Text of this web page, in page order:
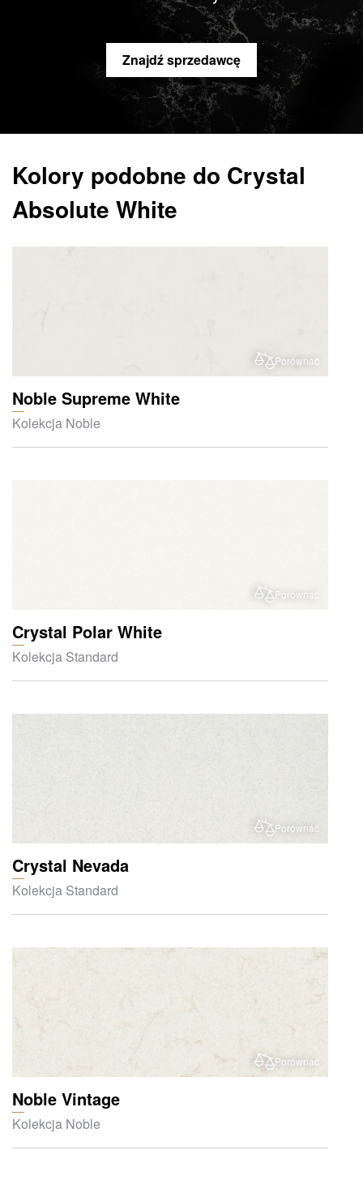
Znajdź sprzedawcę
Kolory podobne do Crystal
Absolute White
Porównać
Noble Supreme White
Kolekcja Noble
Porównać
Crystal Polar White
Kolekcja Standard
Porównać
Crystal Nevada
Kolekcja Standard
Porównać
Noble Vintage
Kolekcja Noble